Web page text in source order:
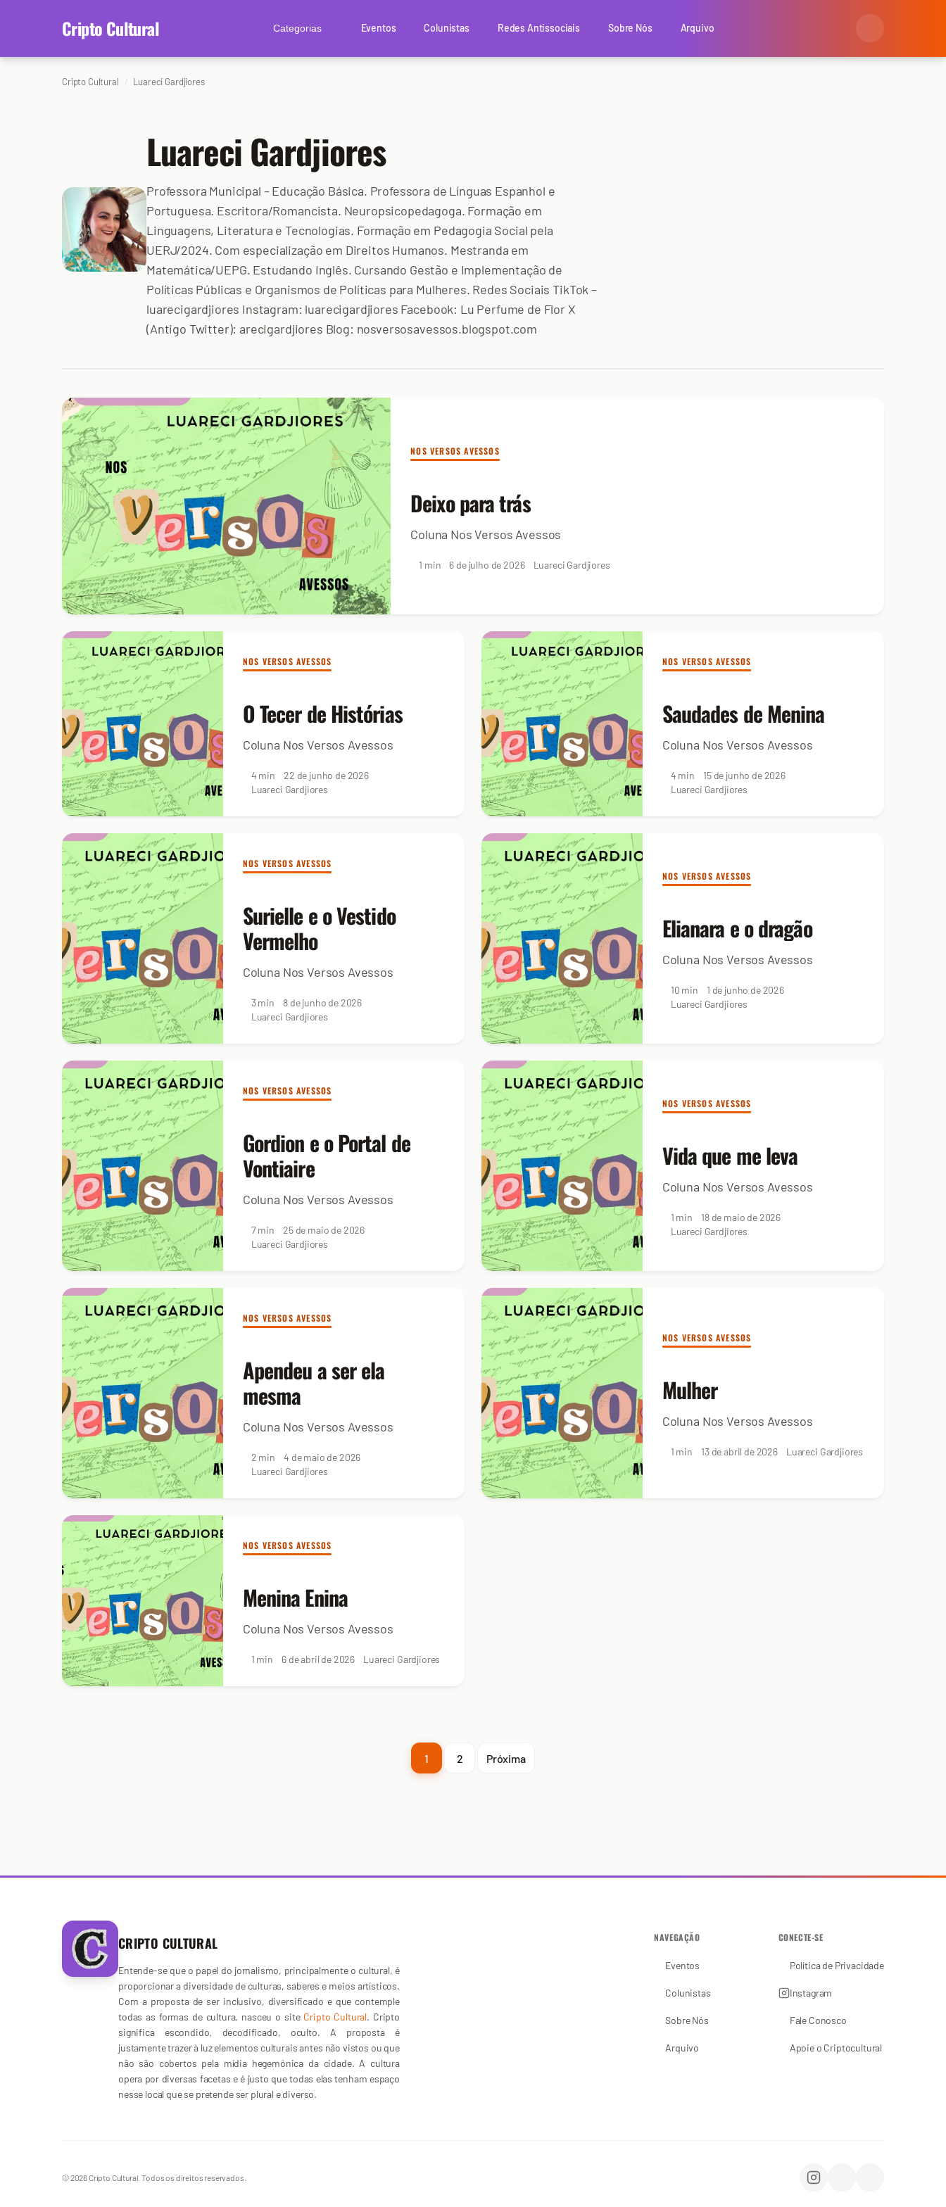
Cripto Cultural Categorias Eventos Colunistas Redes Antissociais Sobre Nós Arquivo
Cripto Cultural Luareci Gardjiores
Luareci Gardjiores
Professora Municipal – Educação Básica. Professora de Línguas Espanhol e
Portuguesa. Escritora/Romancista. Neuropsicopedagoga. Formação em
Linguagens, Literatura e Tecnologias. Formação em Pedagogia Social pela
UERJ/2024. Com especialização em Direitos Humanos. Mestranda em
Matemática/UEPG. Estudando Inglês. Cursando Gestão e Implementação de
Políticas Públicas e Organismos de Políticas para Mulheres. Redes Sociais TikTok –
luarecigardjiores Instagram: luarecigardjiores Facebook: Lu Perfume de Flor X
(Antigo Twitter): arecigardjiores Blog: nosversosavessos.blogspot.com
NOS VERSOS AVESSOS
Deixo para trás
Coluna Nos Versos Avessos
1 min 6 de julho de 2026 Luareci Gardjiores
NOS VERSOS AVESSOS
O Tecer de Histórias
Coluna Nos Versos Avessos
4 min
22 de junho de 2026
Luareci Gardjiores
NOS VERSOS AVESSOS
Saudades de Menina
Coluna Nos Versos Avessos
4 min
15 de junho de 2026
Luareci Gardjiores
NOS VERSOS AVESSOS
Surielle e o Vestido
Vermelho
Coluna Nos Versos Avessos
3 min
8 de junho de 2026
Luareci Gardjiores
NOS VERSOS AVESSOS
Elianara e o dragão
Coluna Nos Versos Avessos
10 min
1 de junho de 2026
Luareci Gardjiores
NOS VERSOS AVESSOS
Gordion e o Portal de
Vontiaire
Coluna Nos Versos Avessos
7 min
25 de maio de 2026
Luareci Gardjiores
NOS VERSOS AVESSOS
Vida que me leva
Coluna Nos Versos Avessos
1 min
18 de maio de 2026
Luareci Gardjiores
NOS VERSOS AVESSOS
Apendeu a ser ela
mesma
Coluna Nos Versos Avessos
2 min
4 de maio de 2026
Luareci Gardjiores
NOS VERSOS AVESSOS
Mulher
Coluna Nos Versos Avessos
1 min 13 de abril de 2026 Luareci Gardjiores
NOS VERSOS AVESSOS
Menina Enina
Coluna Nos Versos Avessos
1 min 6 de abril de 2026 Luareci Gardjiores
1 2 Próxima
CRIPTO CULTURAL
Entende-se que o papel do jornalismo, principalmente o cultural, é
proporcionar a diversidade de culturas, saberes e meios artísticos.
Com a proposta de ser inclusivo, diversificado e que contemple
todas as formas de cultura, nasceu o site Cripto Cultural. Cripto
significa escondido, decodificado, oculto. A proposta é
justamente trazer à luz elementos culturais antes não vistos ou que
não são cobertos pela mídia hegemônica da cidade. A cultura
opera por diversas facetas e é justo que todas elas tenham espaço
nesse local que se pretende ser plural e diverso.
NAVEGAÇÃO
Eventos
Colunistas
Sobre Nós
Arquivo
CONECTE-SE
Política de Privacidade
Instagram
Fale Conosco
Apoie o Criptocultural
© 2026 Cripto Cultural. Todos os direitos reservados.
Instagram